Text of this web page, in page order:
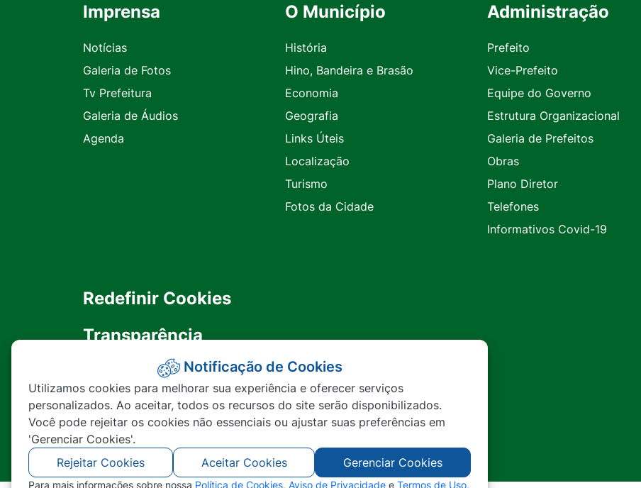
Seção do Rodapé e Contato
Imprensa
Notícias
Galeria de Fotos
Tv Prefeitura
Galeria de Áudios
Agenda
O Município
História
Hino, Bandeira e Brasão
Economia
Geografia
Links Úteis
Localização
Turismo
Fotos da Cidade
Administração
Prefeito
Vice-Prefeito
Equipe do Governo
Estrutura Organizacional
Galeria de Prefeitos
Obras
Plano Diretor
Telefones
Informativos Covid-19
Redefinir Cookies
Transparência
Ouvidoria
SIC
Notificação de Cookies
Utilizamos cookies para melhorar sua experiência e oferecer serviços
personalizados. Ao aceitar, todos os recursos do site serão disponibilizados.
Você pode rejeitar os cookies não essenciais ou ajustar suas preferências em
'Gerenciar Cookies'.
Rejeitar Cookies
Aceitar Cookies Gerenciar Cookies
Para mais informações sobre nossa Política de Cookies, Aviso de Privacidade e Termos de Uso,